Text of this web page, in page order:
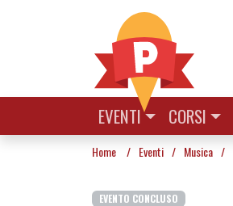
EVENTI CORSI
Home / Eventi / Musica /
EVENTO CONCLUSO